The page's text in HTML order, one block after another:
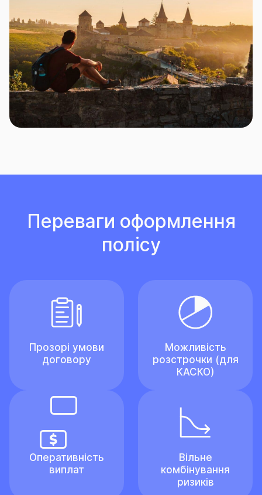
Переваги оформлення
полісу
Прозорі умови
договору
Можливість
розстрочки (для
КАСКО)
Оперативність
виплат
Вільне
комбінування
ризиків